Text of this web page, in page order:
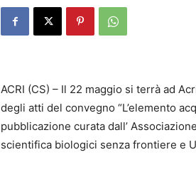
ACRI (CS) – Il 22 maggio si terrà ad
degli atti del convegno “L’elemento
pubblicazione curata dall’
scientifica biologici senza frontiere e